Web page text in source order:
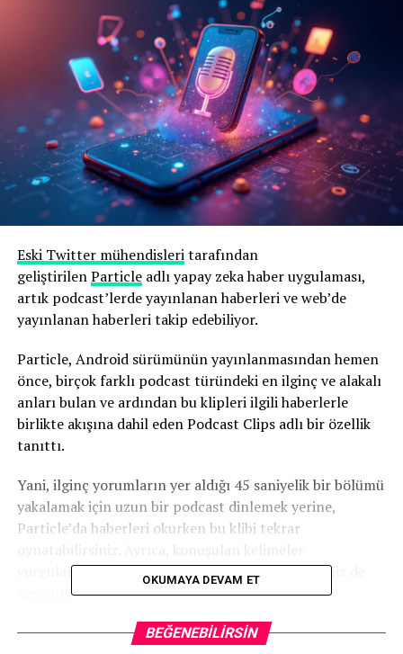
Eski Twitter mühendisleritarafından
geliştirilenParticleadlı yapay zeka haber uygulaması,
artık podcast’lerde yayınlanan haberleri ve web’de
yayınlanan haberleri takip edebiliyor.
Particle, Android sürümünün yayınlanmasından hemen
önce, birçok farklı podcast türündeki en ilginç ve alakalı
anları bulan ve ardından bu klipleri ilgili haberlerle
birlikte akışına dahil eden Podcast Clips adlı bir özellik
tanıttı.
Yani, ilginç yorumların yer aldığı 45 saniyelik bir bölümü
yakalamak için uzun bir podcast dinlemek yerine,
Particle’da haberleri okurken bu klibi tekrar
vurgulandığı için klibin metnini okuma seçeneğiniz de
OKUMAYA DEVAM ET
BEĞENEBILIRSIN